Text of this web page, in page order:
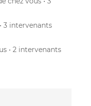
3 intervenants
• 2 intervenants